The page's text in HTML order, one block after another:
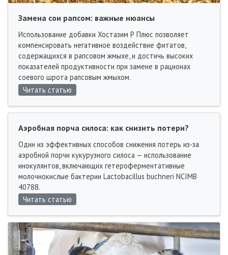
Замена сои рапсом: важные нюансы
Использование добавки Хостазим Р Плюс позволяет
компенсировать негативное воздействие фитатов,
содержащихся в рапсовом жмыхе, и достичь высоких
показателей продуктивности при замене в рационах
соевого шрота рапсовым жмыхом.
Читать статью
Аэробная порча силоса: как снизить потери?
Один из эффективных способов снижения потерь из-за
аэробной порчи кукурузного силоса — использование
инокулянтов, включающих гетероферментативные
молочнокислые бактерии Lactobacillus buchneri NCIMB
40788.
Читать статью